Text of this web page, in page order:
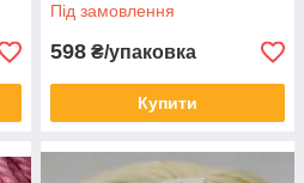
Під замовлення
598 ₴/упаковка
Купити